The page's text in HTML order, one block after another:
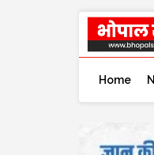
Home